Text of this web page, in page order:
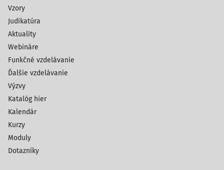
Vzory
Judikatúra
Aktuality
Webináre
Funkčné vzdelávanie
Ďalšie vzdelávanie
Výzvy
Katalóg hier
Kalendár
Kurzy
Moduly
Dotazníky